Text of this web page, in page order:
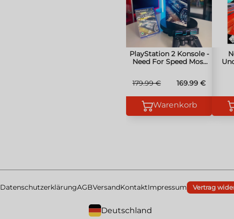
umgehend ein, um
Qualität, modernste
vergangener Zeiten –
nächstes Gaming-
Maestro
Mastercard
Visa
PlayStation 2 Konsole -
Need For Speed Most
179.99 €
169.99 €
Warenkorb
DatenschutzerklärungAGBVersandKontaktImpressum Vertrag
Deutschland